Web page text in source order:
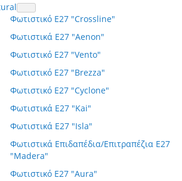
Φωτιστικό E27 "Crossline"
Φωτιστικά E27 "Aenon"
Φωτιστικό E27 "Vento"
Φωτιστικό E27 "Brezza"
Φωτιστικό E27 "Cyclone"
Φωτιστικά E27 "Kai"
Φωτιστικά E27 "Isla"
Φωτιστικά Επιδαπέδια/Επιτραπέζια E27
"Madera"
Φωτιστικό E27 "Aura"